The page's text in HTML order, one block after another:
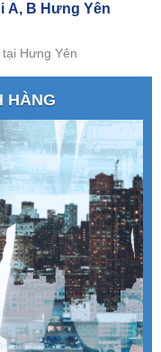
A, B Hưng Yên
Hưng Yên
HÀNG